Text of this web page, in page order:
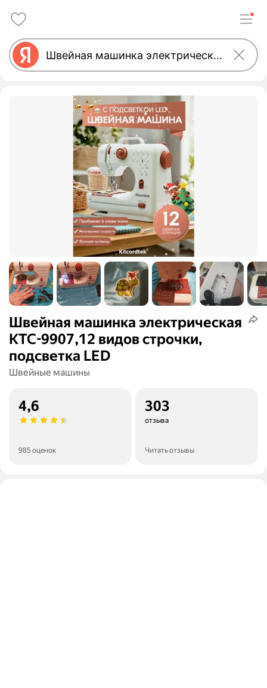
Швейная машинка электрическая
KTC-9907,12 видов строчки,
подсветка LED
Швейные машины
4,6
985 оценок
303
отзыва
Читать отзывы